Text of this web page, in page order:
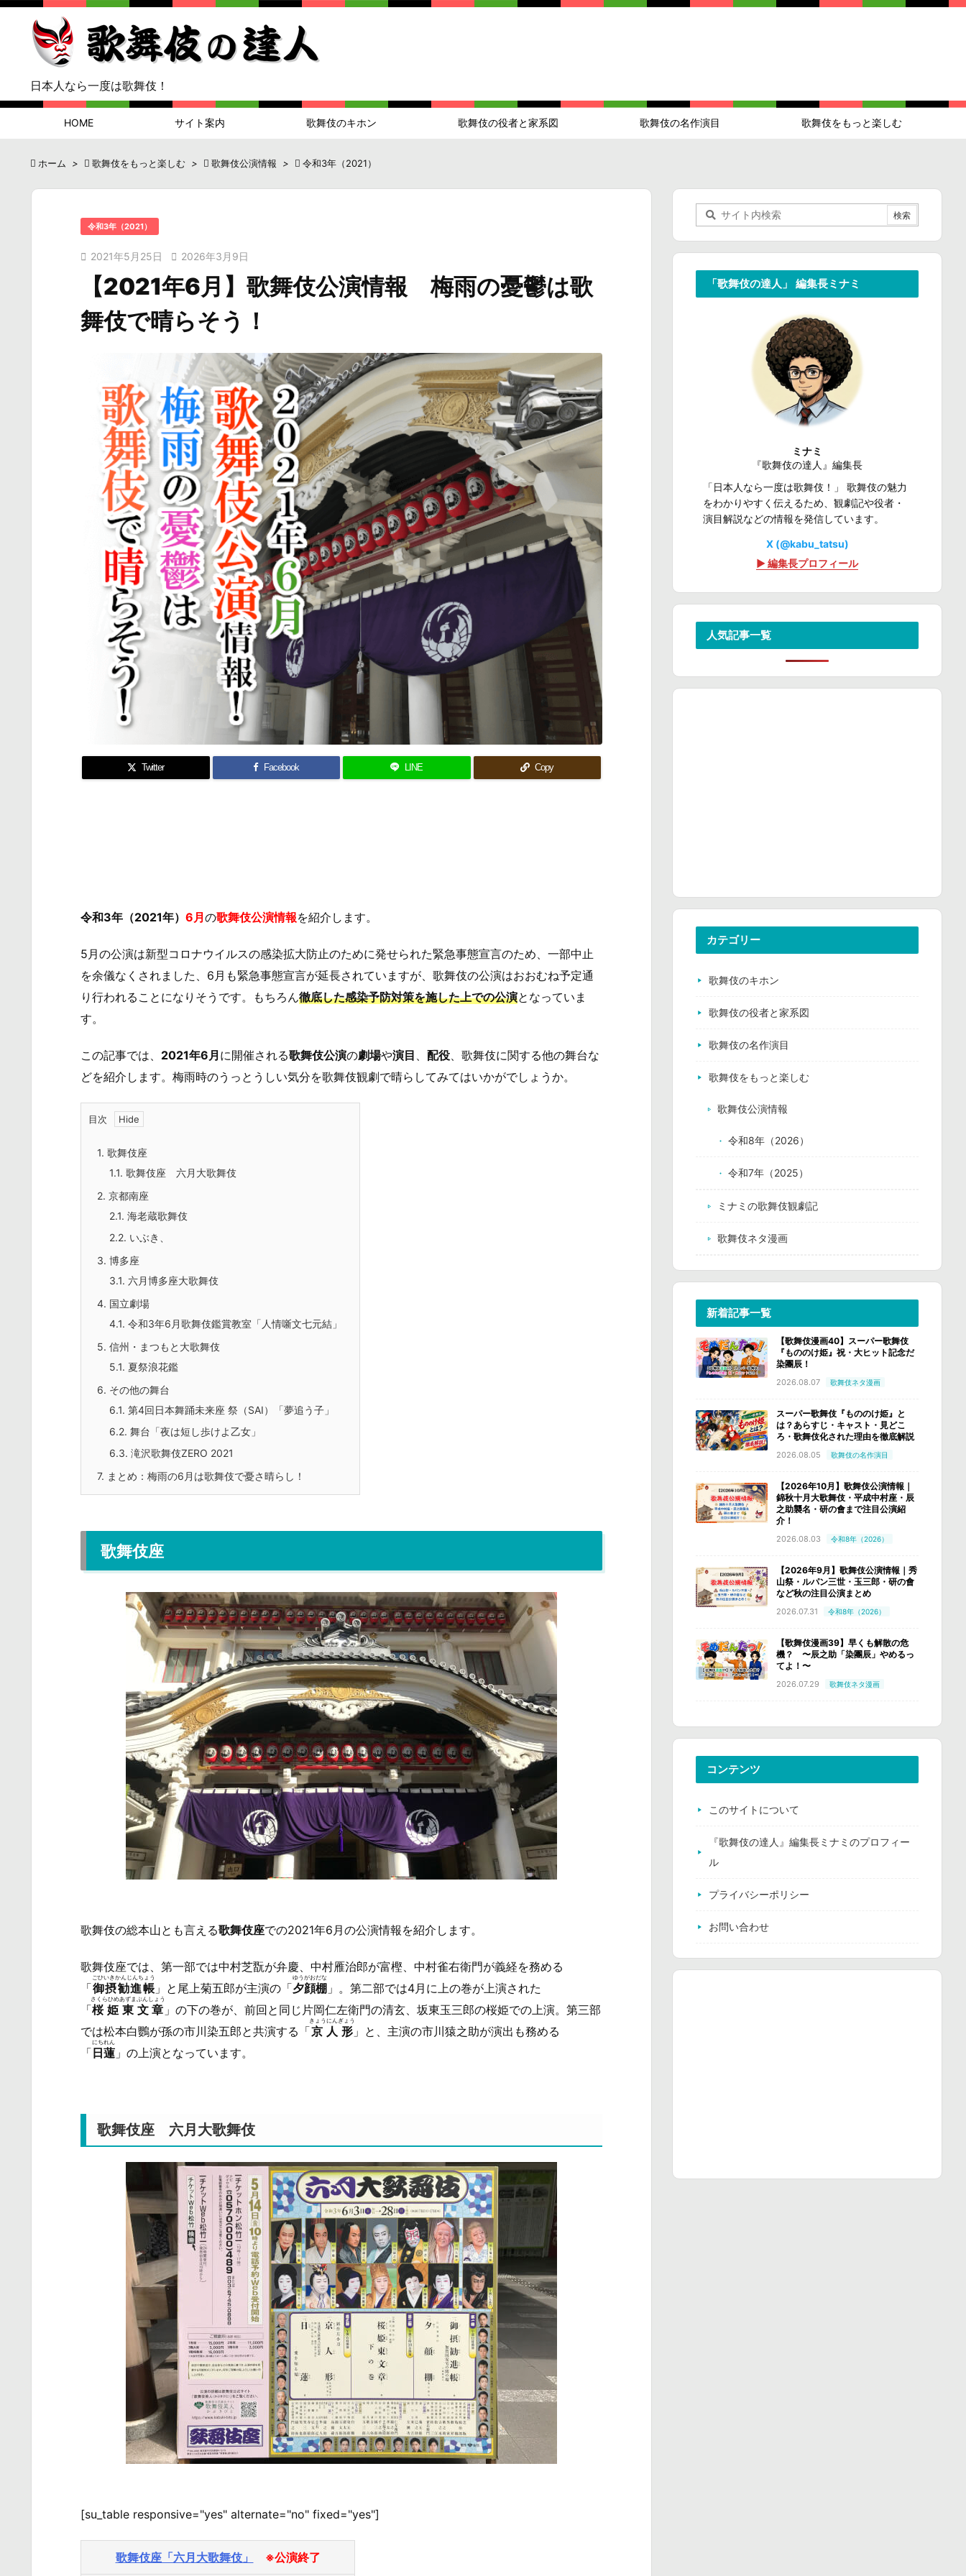
日本人なら一度は歌舞伎！
HOME サイト案内 歌舞伎のキホン 歌舞伎の役者と家系図 歌舞伎の名作演目 歌舞伎をもっと楽しむ
 ホーム >  歌舞伎をもっと楽しむ >  歌舞伎公演情報 >  令和3年（2021）
令和3年（2021）
 2021年5月25日  2026年3月9日
【2021年6月】歌舞伎公演情報 梅雨の憂鬱は歌
舞伎で晴らそう！
Twitter Facebook LINE Copy
令和3年（2021年） 6月 の歌舞伎公演情報を紹介します。
5月の公演は新型コロナウイルスの感染拡大防止のために発せられた緊急事態宣言のため、一部中止
を余儀なくされました、6月も緊急事態宣言が延長されていますが、歌舞伎の公演はおおむね予定通
り行われることになりそうです。もちろん徹底した感染予防対策を施した上での公演となっていま
す。
この記事では、 2021年6月 に開催される歌舞伎公演の劇場や演目 配役 、歌舞伎に関する他の舞台な
どを紹介します。梅雨時のうっとうしい気分を歌舞伎観劇で晴らしてみてはいかがでしょうか。
目次
1. 歌舞伎座
1.1. 歌舞伎座 六月大歌舞伎
2. 京都南座
2.1. 海老蔵歌舞伎
2.2. いぶき、
3. 博多座
3.1. 六月博多座大歌舞伎
4. 国立劇場
4.1. 令和3年6月歌舞伎鑑賞教室「人情噺文七元結」
5. 信州・まつもと大歌舞伎
5.1. 夏祭浪花鑑
6. その他の舞台
6.1. 第4回日本舞踊未来座 祭（SAI）「夢追う子」
6.2. 舞台「夜は短し歩けよ乙女」
6.3. 滝沢歌舞伎ZERO 2021
7. まとめ：梅雨の6月は歌舞伎で憂さ晴らし！
歌舞伎座
歌舞伎の総本山とも言える歌舞伎座での2021年6月の公演情報を紹介します。
歌舞伎座では、第一部では中村芝翫が弁慶、中村雁治郎が富樫、中村雀右衛門が義経を務める
「御摂勧進帳
ごひいきかんじんちょう
」と尾上菊五郎が主演の「夕顔棚
ゆうがおだな
」。第二部では4月に上の巻が上演された
「桜姫東文章
さくらひめあずまぶんしょう
」の下の巻が、前回と同じ片岡仁左衛門の清玄、坂東玉三郎の桜姫での上演。第三部
では松本白鸚が孫の市川染五郎と共演する「京人形
きょうにんぎょう
」と、主演の市川猿之助が演出も務める
「 日蓮
にちれん
」の上演となっています。
歌舞伎座 六月大歌舞伎
[su_table responsive="yes" alternate="no" fixed="yes"]
歌舞伎座「六月大歌舞伎」 ※公演終了
「歌舞伎の達人」 編集長ミナミ
ミナミ
『歌舞伎の達人』編集長
「日本人なら一度は歌舞伎！」 歌舞伎の魅力
をわかりやすく伝えるため、観劇記や役者・
演目解説などの情報を発信しています。
X (@kabu_tatsu)
▶ 編集長プロフィール
人気記事一覧
カテゴリー
歌舞伎のキホン
歌舞伎の役者と家系図
歌舞伎の名作演目
歌舞伎をもっと楽しむ
歌舞伎公演情報
令和8年（2026）
令和7年（2025）
ミナミの歌舞伎観劇記
歌舞伎ネタ漫画
新着記事一覧
【歌舞伎漫画40】スーパー歌舞伎
『もののけ姫』祝・大ヒット記念だ
染團辰！
2026.08.07 歌舞伎ネタ漫画
スーパー歌舞伎『もののけ姫』と
は？あらすじ・キャスト・見どこ
ろ・歌舞伎化された理由を徹底解説
2026.08.05 歌舞伎の名作演目
【2026年10月】歌舞伎公演情報｜
錦秋十月大歌舞伎・平成中村座・辰
之助襲名・研の會まで注目公演紹
介！
2026.08.03 令和8年（2026）
【2026年9月】歌舞伎公演情報｜秀
山祭・ルパン三世・玉三郎・研の會
など秋の注目公演まとめ
2026.07.31 令和8年（2026）
【歌舞伎漫画39】早くも解散の危
機？ 〜辰之助「染團辰」やめるっ
てよ！〜
2026.07.29 歌舞伎ネタ漫画
コンテンツ
このサイトについて
『歌舞伎の達人』編集長ミナミのプロフィー
ル
プライバシーポリシー
お問い合わせ